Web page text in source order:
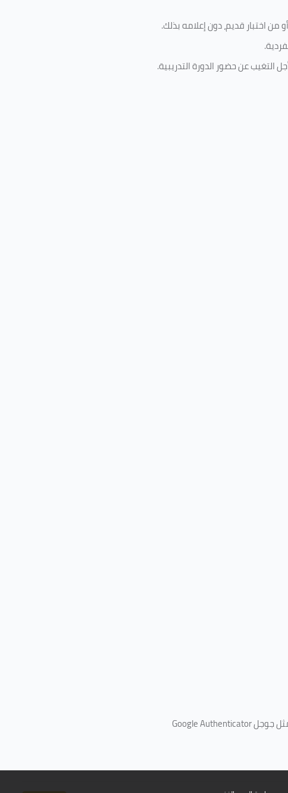
اختبار قديم، دون إعلامه بذلك.
.
التغيب عن حضور الدورة التدريبية.
جوجلGoogle Authenticator